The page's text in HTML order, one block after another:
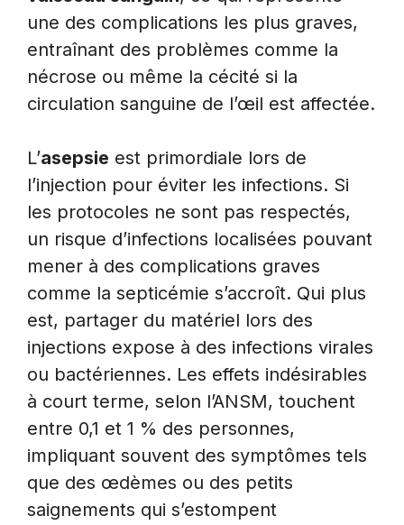
une des complications les plus graves,
entraînant des problèmes comme la
nécrose ou même la cécité si la
circulation sanguine de l’œil est affectée.
L’asepsie est primordiale lors de
l’injection pour éviter les infections. Si
les protocoles ne sont pas respectés,
un risque d’infections localisées pouvant
mener à des complications graves
comme la septicémie s’accroît. Qui plus
est, partager du matériel lors des
injections expose à des infections virales
ou bactériennes. Les effets indésirables
à court terme, selon l’ANSM, touchent
entre 0,1 et 1 % des personnes,
impliquant souvent des symptômes tels
que des œdèmes ou des petits
saignements qui s’estompent